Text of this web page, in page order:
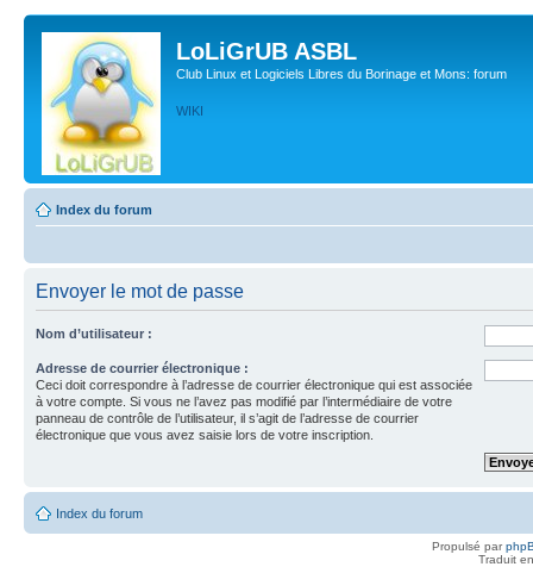
LoLiGrUB ASBL
Club Linux et Logiciels Libres du Borinage et Mons: forum
WIKI
Index du forum
Envoyer le mot de passe
Nom d’utilisateur :
Adresse de courrier électronique :
Ceci doit correspondre à l’adresse de courrier électronique qui est associée
à votre compte. Si vous ne l’avez pas modifié par l’intermédiaire de votre
panneau de contrôle de l’utilisateur, il s’agit de l’adresse de courrier
électronique que vous avez saisie lors de votre inscription.
Index du forum
Propulsé par
Traduit